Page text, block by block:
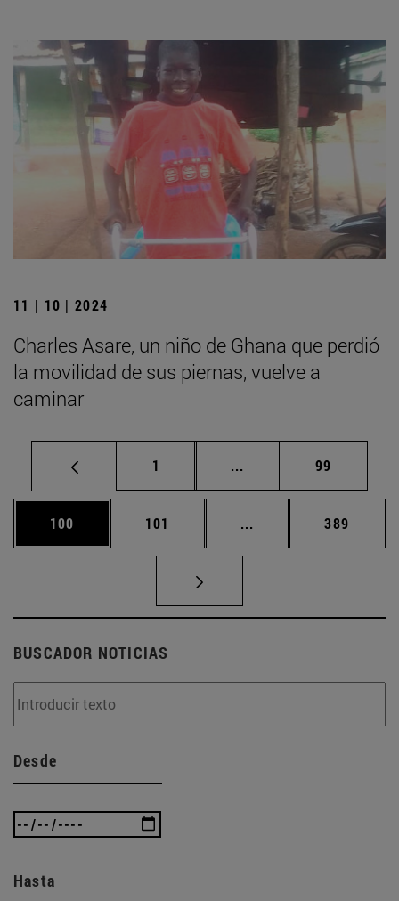
11 | 10 | 2024
Charles Asare, un niño de Ghana que perdió
la movilidad de sus piernas, vuelve a
caminar
Página
1 ... Páginas intermedias
Página
99
Página
100 Página
101 ... Páginas intermedias
Página
389
BUSCADOR NOTICIAS
Desde
Hasta